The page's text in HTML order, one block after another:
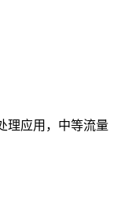
理应用，中等流量